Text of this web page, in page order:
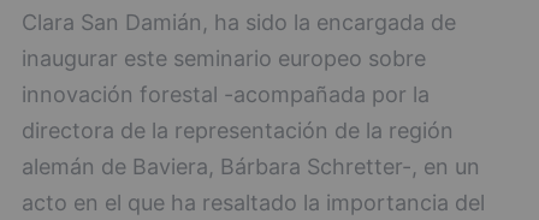
Clara San Damián, ha sido la encargada de
inaugurar este seminario europeo sobre
innovación forestal -acompañada por la
directora de la representación de la región
alemán de Baviera, Bárbara Schretter-, en un
acto en el que ha resaltado la importancia del